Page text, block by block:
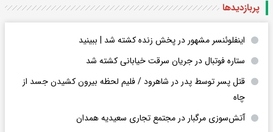
پربازدید‌ها
اینفلوئنسر مشهور در پخش زنده کشته شد | ببینید
ستاره فوتبال در جریان سرقت خیابانی کشته شد
قتل پسر توسط پدر در شاهرود / فلیم لحظه بیرون کشیدن جسد از
چاه
آتش‌سوزی مرگبار در مجتمع تجاری سعیدیه همدان